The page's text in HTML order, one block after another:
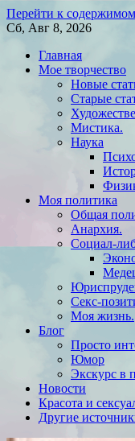
Перейти к
Сб, Авг 8, 2026
Главная
Мое творчество
Новые
Старые
Мистика.
Наука
Моя политика
Общая
Анархия.
Социал-
Секс-
Моя жизнь.
Блог
Просто
Юмор
Экскурс в
Новости
Красота и
Другие